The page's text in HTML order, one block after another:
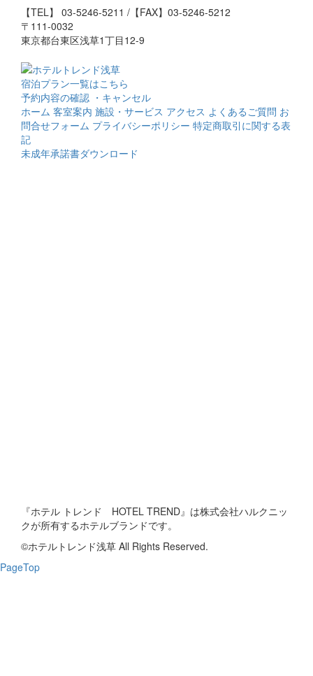
【TEL】 03-5246-5211 /【FAX】03-5246-5212
〒111-0032
東京都台東区浅草1丁目12-9
宿泊プラン一覧はこちら
予約内容の確認 ・キャンセル
ホーム 客室案内 施設・サービス アクセス よくあるご質問 お
問合せフォーム プライバシーポリシー 特定商取引に関する表
記
未成年承諾書ダウンロード
『ホテル トレンド HOTEL TREND』は株式会社ハルクニッ
クが所有するホテルブランドです。
©ホテルトレンド浅草 All Rights Reserved.
PageTop